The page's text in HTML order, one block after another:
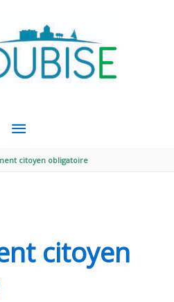
MENU
PRINCIPAL
citoyen obligatoire
citoyen